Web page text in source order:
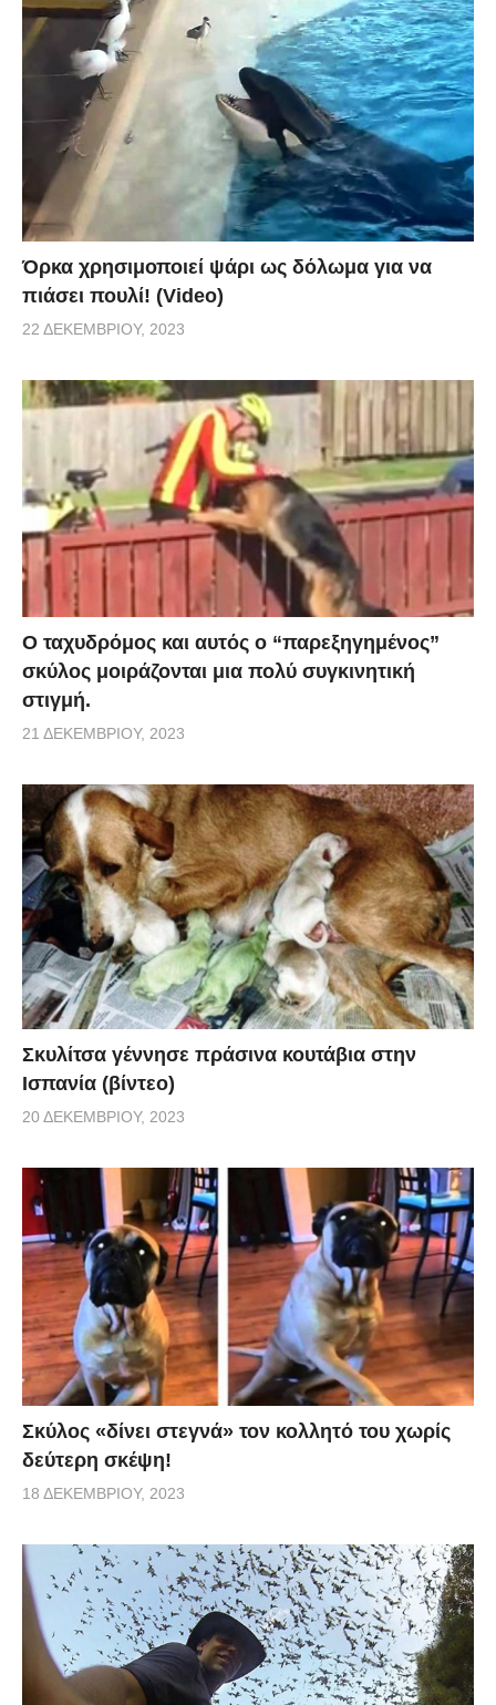
Όρκα χρησιμοποιεί ψάρι ως δόλωμα για να
πιάσει πουλί! (Video)
22 ΔΕΚΕΜΒΡΊΟΥ, 2023
Ο ταχυδρόμος και αυτός ο “παρεξηγημένος”
σκύλος μοιράζονται μια πολύ συγκινητική
στιγμή.
21 ΔΕΚΕΜΒΡΊΟΥ, 2023
Σκυλίτσα γέννησε πράσινα κουτάβια στην
Ισπανία (βίντεο)
20 ΔΕΚΕΜΒΡΊΟΥ, 2023
Σκύλος «δίνει στεγνά» τον κολλητό του χωρίς
δεύτερη σκέψη!
18 ΔΕΚΕΜΒΡΊΟΥ, 2023